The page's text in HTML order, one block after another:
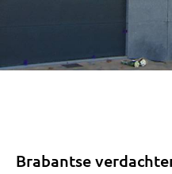
Brabantse